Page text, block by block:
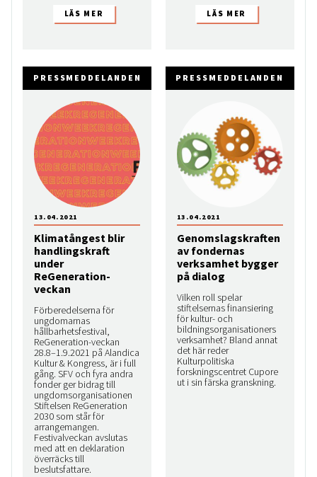
PRESSMEDDELANDEN
Klimatångest blir
handlingskraft
under
ReGeneration-
veckan
Förberedelserna för
ungdomarnas
hållbarhetsfestival,
ReGeneration-veckan
28.8–1.9.2021 på Alandica
Kultur & Kongress, är i full
gång. SFV och fyra andra
fonder ger bidrag till
ungdomsorganisationen
Stiftelsen ReGeneration
2030 som står för
arrangemangen.
Festivalveckan avslutas
med att en deklaration
överräcks till
beslutsfattare.
13.04.2021
PRESSMEDDELANDEN
Genomslagskraften
av fondernas
verksamhet bygger
på dialog
Vilken roll spelar
stiftelsernas finansiering
för kultur- och
bildningsorganisationers
verksamhet? Bland annat
det här reder
Kulturpolitiska
forskningscentret Cupore
ut i sin färska granskning.
13.04.2021